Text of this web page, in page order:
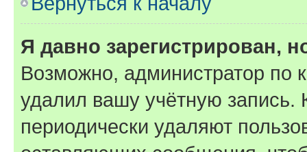
Я давно зарегистрирован,
Возможно, администратор по
удалил вашу учётную запись.
периодически удаляют